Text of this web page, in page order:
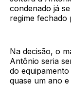
condenado já
regime fechado
Na decisão, o
Antônio seria
do
quase um ano e